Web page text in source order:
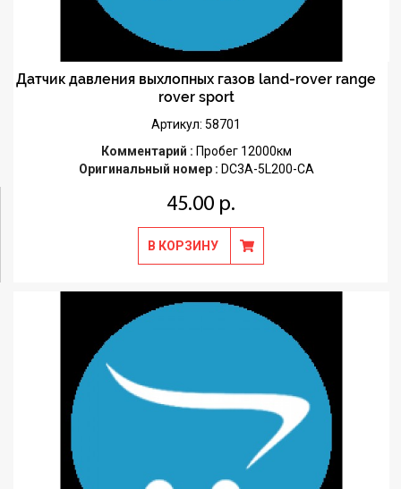
Датчик давления выхлопных газов land-rover range
rover sport
Артикул: 58701
Комментарий : Пробег 12000км
Оригинальный номер : DC3A-5L200-CA
45.00 р.
В КОРЗИНУ